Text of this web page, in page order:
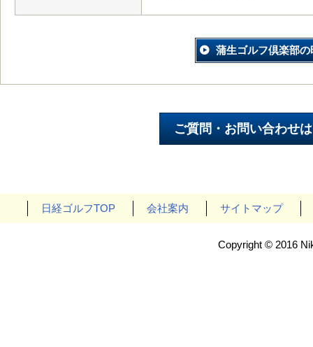
蒲生ゴルフ倶楽部の
日経ゴルフTOP 会社案内 サイトマップ
Copyright © 2016